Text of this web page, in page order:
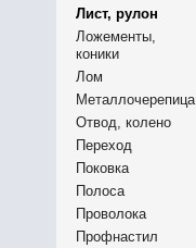
Лист, рулон
Ложементы,
коники
Лом
Металлочерепица
Отвод, колено
Переход
Поковка
Полоса
Проволока
Профнастил